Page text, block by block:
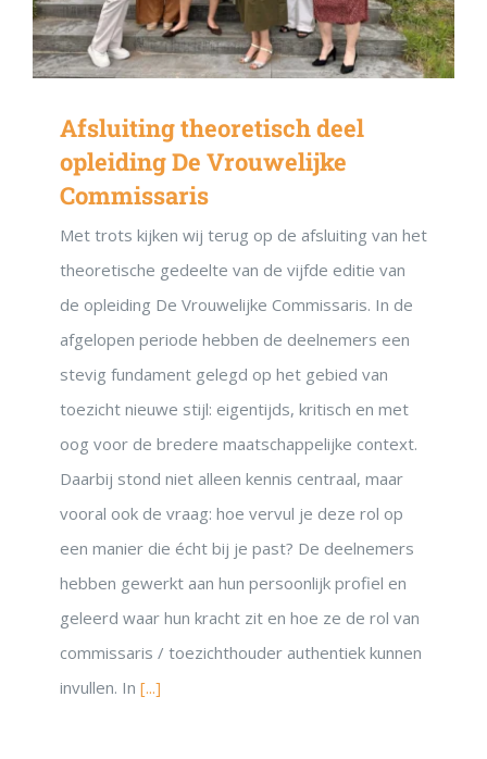
Afsluiting theoretisch deel
opleiding De Vrouwelijke
Commissaris
Met trots kijken wij terug op de afsluiting van het
theoretische gedeelte van de vijfde editie van
de opleiding De Vrouwelijke Commissaris. In de
afgelopen periode hebben de deelnemers een
stevig fundament gelegd op het gebied van
toezicht nieuwe stijl: eigentijds, kritisch en met
oog voor de bredere maatschappelijke context.
Daarbij stond niet alleen kennis centraal, maar
vooral ook de vraag: hoe vervul je deze rol op
een manier die écht bij je past? De deelnemers
hebben gewerkt aan hun persoonlijk profiel en
geleerd waar hun kracht zit en hoe ze de rol van
commissaris / toezichthouder authentiek kunnen
invullen. In [...]